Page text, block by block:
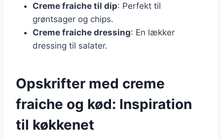
Creme fraiche til dip: Perfekt til
grøntsager og chips.
Creme fraiche dressing: En lækker
dressing til salater.
Opskrifter med creme
fraiche og kød: Inspiration
til køkkenet